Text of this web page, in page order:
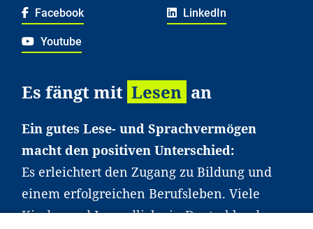
Facebook LinkedIn
Youtube
Es fängt mit Lesen an
Ein gutes Lese- und Sprachvermögen
macht den positiven Unterschied:
Es erleichtert den Zugang zu Bildung und
einem erfolgreichen Berufsleben. Viele
Kinder und Jugendliche in Deutschland